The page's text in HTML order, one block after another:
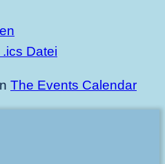
Datei
The Events Calendar